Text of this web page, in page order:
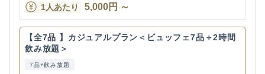
1人あたり 5,000円 ～
【全7品 】カジュアルプラン＜ビュッフェ7品＋2時間
飲み放題＞
7品+飲み放題